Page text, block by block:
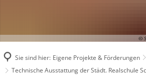
©
Sie sind hier: Eigene Projekte & Förderungen
Technische Ausstattung der Städt. Realschule